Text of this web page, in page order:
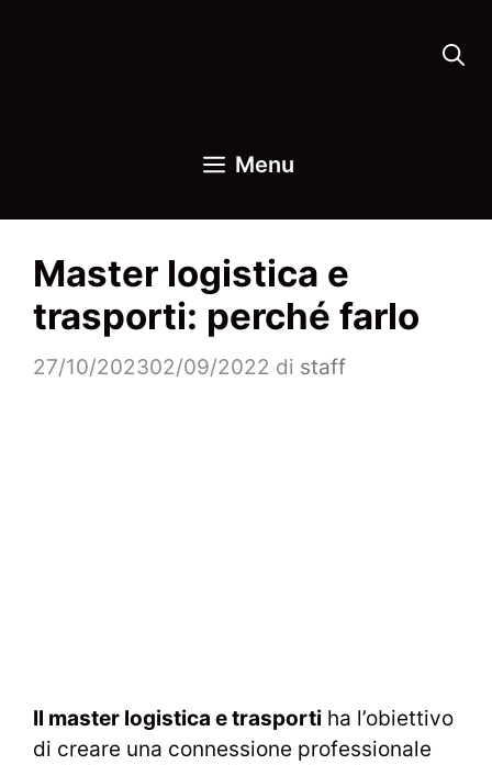
Menu
Master logistica e
trasporti: perché farlo
27/10/202302/09/2022 di staff
Il master logistica e trasporti ha l’obiettivo
di creare una connessione professionale